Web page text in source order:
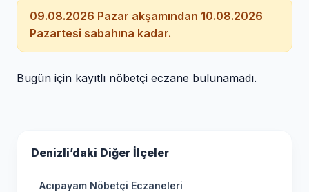
09.08.2026 Pazar akşamından 10.08.2026
Pazartesi sabahına kadar.
Bugün için kayıtlı nöbetçi eczane bulunamadı.
Denizli’daki Diğer İlçeler
Acıpayam Nöbetçi Eczaneleri